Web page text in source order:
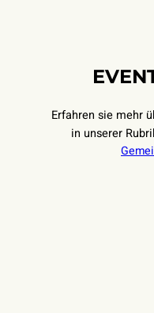
Erfahren sie mehr
in unserer